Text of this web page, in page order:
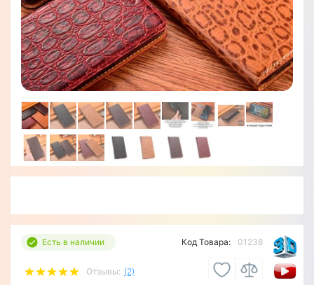
Есть в наличии
Отзывы: (2)
Код Товара: 01238